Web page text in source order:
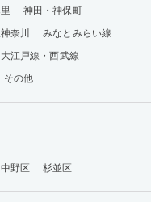
神田・神保町
奈川
みなとみらい線
江戸線・西武線
その他
中野区 杉並区